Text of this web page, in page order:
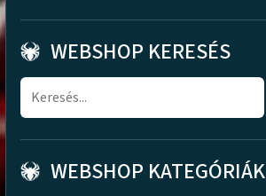
WEBSHOP KERESÉS
WEBSHOP KATEGÓRIÁK